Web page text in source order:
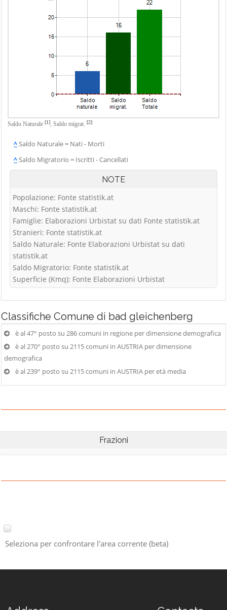
Saldo Naturale [1], Saldo migrat. [2]
^Saldo Naturale = Nati - Morti
^Saldo Migratorio = Iscritti - Cancellati
NOTE
Popolazione: Fonte statistik.at
Maschi: Fonte statistik.at
Famiglie: Elaborazioni Urbistat su dati Fonte statistik.at
Stranieri: Fonte statistik.at
Saldo Naturale: Fonte Elaborazioni Urbistat su dati
statistik.at
Saldo Migratorio: Fonte statistik.at
Superficie (Kmq): Fonte Elaborazioni Urbistat
Classifiche Comune di bad gleichenberg
è al 47° posto su 286 comuni in regione per dimensione demografica
è al 270° posto su 2115 comuni in AUSTRIA per dimensione
demografica
è al 239° posto su 2115 comuni in AUSTRIA per età media
Frazioni
Seleziona per confrontare l'area corrente (beta)